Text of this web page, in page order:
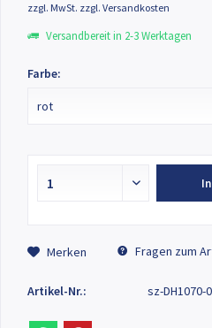
zzgl. MwSt. zzgl. Versandkosten
Versandbereit in 2-3 Werktagen
Farbe:
Merken Fragen zum
Artikel-Nr.: sz-DH1070-